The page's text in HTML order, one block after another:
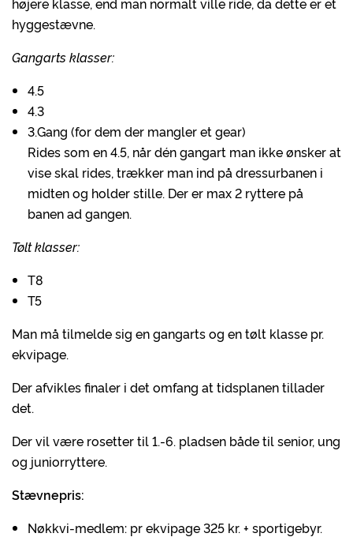
hyggestævne.
Gangarts klasser:
4.5
4.3
3.Gang (for dem der mangler et gear)
Rides som en 4.5, når dén gangart man ikke ønsker at
vise skal rides, trækker man ind på dressurbanen i
midten og holder stille. Der er max 2 ryttere på
banen ad gangen.
Tølt klasser:
T8
T5
Man må tilmelde sig en gangarts og en tølt klasse pr.
ekvipage.
Der afvikles finaler i det omfang at tidsplanen tillader
det.
Der vil være rosetter til 1.-6. pladsen både til senior, ung
og juniorryttere.
Stævnepris:
Nøkkvi-medlem: pr ekvipage 325 kr. + sportigebyr.